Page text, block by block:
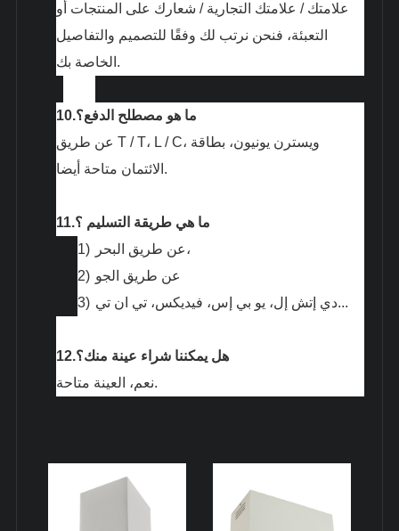
علامتك / علامتك التجارية / شعارك على المنتجات أو
التعبئة، فنحن نرتب لك وفقًا للتصميم والتفاصيل
الخاصة بك.
10.ما هو مصطلح الدفع؟
عن طريق T / T، L / C، ويسترن يونيون، بطاقة
الائتمان متاحة أيضا.
11.ما هي طريقة التسليم ؟
1)
عن طريق البحر،
2) عن طريق الجو
3)
دي إتش إل، يو بي إس، فيديكس، تي ان تي...
12.هل يمكننا شراء عينة منك؟
نعم، العينة متاحة.